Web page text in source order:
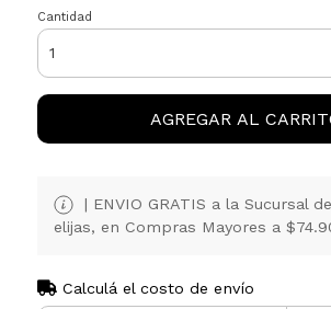
Cantidad
AGREGAR AL
| ENVIO GRATIS a la Sucursal
elijas, en Compras Mayores a
Calculá el costo de envío